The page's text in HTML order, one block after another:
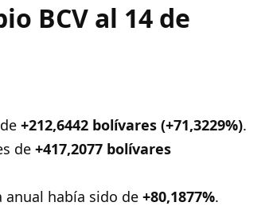
BCV al 14 de
de+212,6442 bolívares (+71,3229%).
de +417,2077 bolívares
anual había sido de+80,1877%.